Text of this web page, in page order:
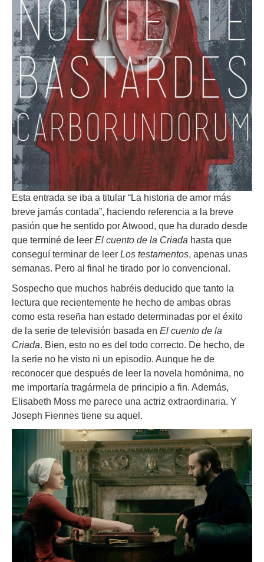
Esta entrada se iba a titular “La historia de amor más
breve jamás contada”, haciendo referencia a la breve
pasión que he sentido por Atwood, que ha durado desde
que terminé de leer El cuento de la Criada hasta que
conseguí terminar de leer Los testamentos, apenas unas
semanas. Pero al final he tirado por lo convencional.
Sospecho que muchos habréis deducido que tanto la
lectura que recientemente he hecho de ambas obras
como esta reseña han estado determinadas por el éxito
de la serie de televisión basada en El cuento de la
Criada. Bien, esto no es del todo correcto. De hecho, de
la serie no he visto ni un episodio. Aunque he de
reconocer que después de leer la novela homónima, no
me importaría tragármela de principio a fin. Además,
Elisabeth Moss me parece una actriz extraordinaria. Y
Joseph Fiennes tiene su aquel.